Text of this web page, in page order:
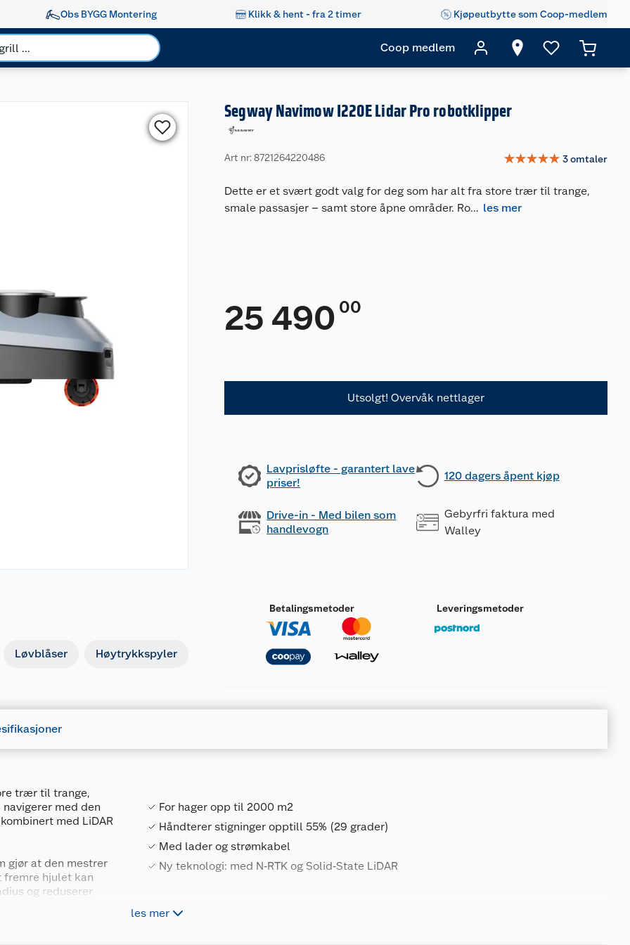
Obs BYGG Montering Klikk & hent - fra 2 timer Kjøpeutbytte som Coop-medlem
Coop medlem
Løvblåser Høytrykkspyler
Segway Navimow I220E Lidar Pro robotklipper
Art nr: 8721264220486 ☆☆☆☆☆ 3omtaler
Dette er et svært godt valg for deg som har alt fra store trær til trange,
smale passasjer – samt store åpne områder. Ro... les mer
25 490 00
Utsolgt! Overvåk nettlager
Lavprisløfte - garantert lave
priser!
120 dagers åpent kjøp
Drive-in - Med bilen som
handlevogn
Gebyrfri faktura med
Walley
Betalingsmetoder Leveringsmetoder
trær til trange,
med den
med LiDAR
gjør at den mestrer
fremre hjulet kan
og reduserer
For hager opp til 2000 m2
Håndterer stigninger opptill 55% (29 grader)
Med lader og strømkabel
Ny teknologi: med N‑RTK og Solid‑State LiDAR
les merForpakningsmål